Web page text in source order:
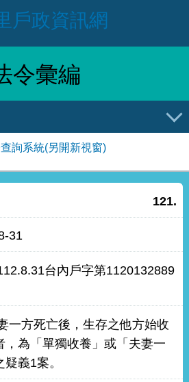
令彙編
詢系統(另開新視窗)
121.
31
台內戶字第1120132889
一方死亡後，生存之他方始收
，為「單獨收養」或「夫妻一
義1案。